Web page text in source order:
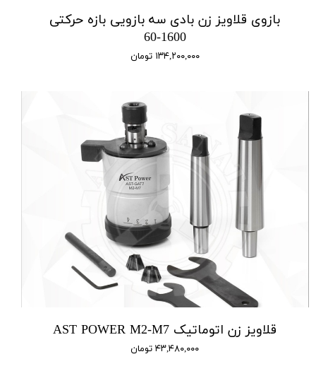
بازوی قلاویز زن بادی سه بازویی بازه حرکتی
1600-60
۱۳۴,۲۰۰,۰۰۰ تومان
قلاویز زن اتوماتیک AST POWER M2-M7
۴۳,۴۸۰,۰۰۰ تومان